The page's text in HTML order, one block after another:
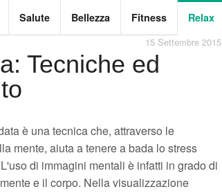
Salute Bellezza Fitness Relax
15 Settembre 2015
Tecniche ed
è una tecnica che, attraverso le
mente, aiuta a tenere a bada lo stress
di immagini mentali è infatti in grado di
e il corpo. Nella visualizzazione